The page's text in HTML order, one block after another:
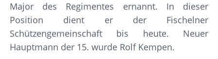
Major des Regimentes ernannt. In dieser
Position dient er der Fischelner
Schützengemeinschaft bis heute. Neuer
Hauptmann der 15. wurde Rolf Kempen.